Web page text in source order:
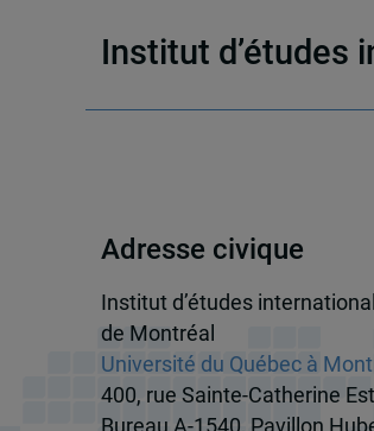
Institut d’études
Adresse civique
Institut d’études
de Montréal
Université du Québec à
400, rue Sainte-Catherine Est
Bureau A-1540, Pavillon